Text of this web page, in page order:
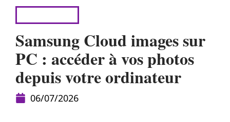
Samsung Cloud images sur
PC : accéder à vos photos
depuis votre ordinateur
06/07/2026